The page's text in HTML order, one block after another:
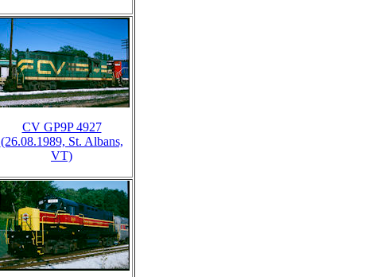
CV GP9P 4927
(26.08.1989, St. Albans,
VT)